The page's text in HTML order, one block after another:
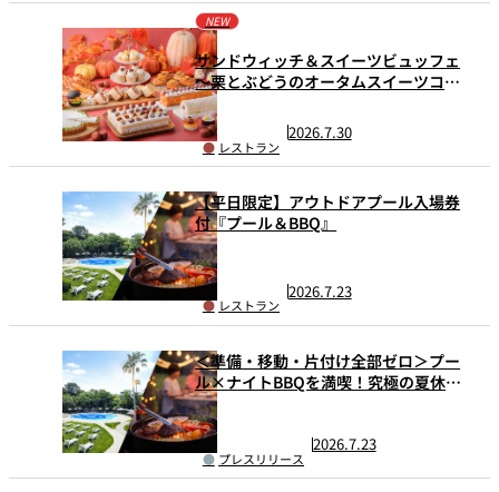
NEW
レストラン
サンドウィッチ＆スイーツビュッフェ
～栗とぶどうのオータムスイーツコレ
クション～
2026.7.30
レストラン
【平日限定】アウトドアプール入場券
付『プール＆BBQ』
2026.7.23
プレスリリース
＜準備・移動・片付け全部ゼロ＞プー
ル×ナイトBBQを満喫！究極の夏休み
1日リゾートプランが平日限定で登場
2026.7.23